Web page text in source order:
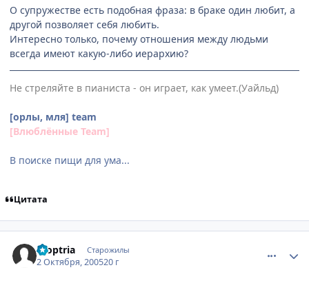
О супружестве есть подобная фраза: в браке один любит, а
другой позволяет себя любить.
Интересно только, почему отношения между людьми
всегда имеют какую-либо иерархию?
Не стреляйте в пианиста - он играет, как умеет.(Уайльд)
[орлы, мля] team
[Влюблённые Team]
В поиске пищи для ума...
Цитата
Dioptria Старожилы
2 Октября, 200520 г